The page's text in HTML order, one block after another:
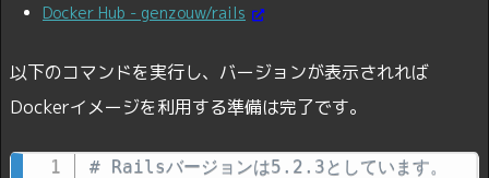
Docker Hub - genzouw/rails
以下のコマンドを実行し、バージョンが表示されれば
Dockerイメージを利用する準備は完了です。
# Railsバージョンは5.2.3としています。